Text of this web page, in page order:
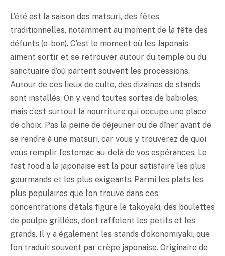
L’été est la saison des matsuri, des fêtes
traditionnelles, notamment au moment de la fête des
défunts (o-bon). C’est le moment où les Japonais
aiment sortir et se retrouver autour du temple ou du
sanctuaire d’où partent souvent les processions.
Autour de ces lieux de culte, des dizaines de stands
sont installés. On y vend toutes sortes de babioles,
mais c’est surtout la nourriture qui occupe une place
de choix. Pas la peine de déjeuner ou de dîner avant de
se rendre à une matsuri, car vous y trouverez de quoi
vous remplir l’estomac au-delà de vos espérances. Le
fast food à la japonaise est là pour satisfaire les plus
gourmands et les plus exigeants. Parmi les plats les
plus populaires que l’on trouve dans ces
concentrations d’étals figure le takoyaki, des boulettes
de poulpe grillées, dont raffolent les petits et les
grands. Il y a également les stands d’okonomiyaki, que
l’on traduit souvent par crèpe japonaise. Originaire de